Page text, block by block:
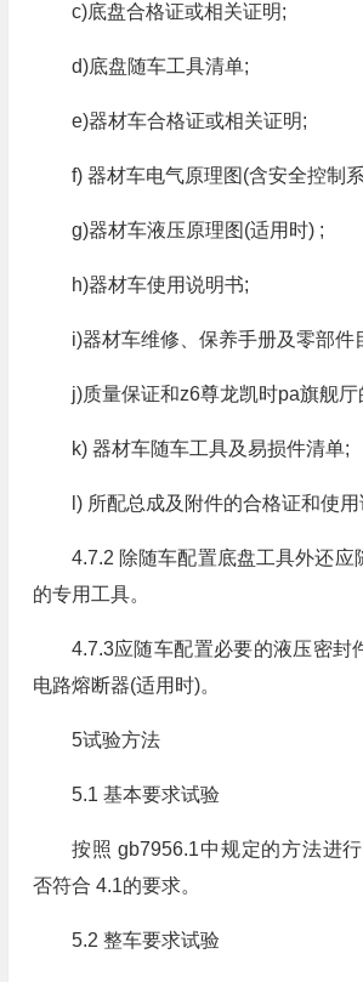
c)底盘合格证或相关证明;
d)底盘随车工具清单;
e)器材车合格证或相关证明;
f) 器材车电气原理图(含安全控制
g)器材车液压原理图(适用时) ;
h)器材车使用说明书;
i)器材车维修、保养手册及零部件
j)质量保证和z6尊龙凯时pa旗舰
k) 器材车随车工具及易损件清单;
l) 所配总成及附件的合格证和使用
4.7.2 除随车配置底盘工具外还应
的专用工具。
4.7.3应随车配置必要的液压密封
电路熔断器(适用时)。
5试验方法
5.1 基本要求试验
按照 gb7956.1中规定的方法进
否符合 4.1的要求。
5.2 整车要求试验